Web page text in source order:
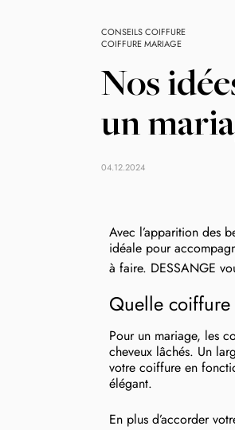
CONSEILS COIFFURE
COIFFURE MARIAGE
Nos
un
04.12.2024
Avec l’apparition des
idéale pour
à faire. DESSANGE
Quelle
Pour un mariage, les
cheveux lâchés. Un
votre coiffure en
élégant.
En plus d’accorder